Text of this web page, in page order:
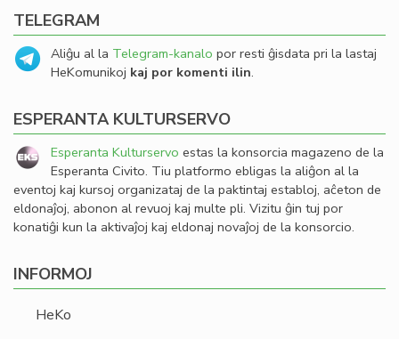
TELEGRAM
Aliĝu al la Telegram-kanalo por resti ĝisdata pri la lastaj
HeKomunikoj kaj por komenti ilin.
ESPERANTA KULTURSERVO
Esperanta Kulturservo estas la konsorcia magazeno de la
Esperanta Civito. Tiu platformo ebligas la aliĝon al la
eventoj kaj kursoj organizataj de la paktintaj establoj, aĉeton de
eldonaĵoj, abonon al revuoj kaj multe pli. Vizitu ĝin tuj por
konatiĝi kun la aktivaĵoj kaj eldonaj novaĵoj de la konsorcio.
INFORMOJ
HeKo